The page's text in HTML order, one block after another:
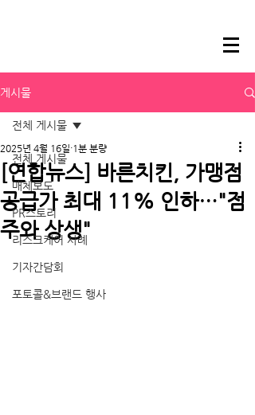
게시물
전체 게시물
매체보도
PR스토리
리스크케어 사례
기자간담회
포토콜&브랜드 행사
전체 게시물
[연합뉴스] 바른치킨, 가맹점
공급가 최대 11% 인하…"점
주와 상생"
2025년 4월 16일 1분 분량